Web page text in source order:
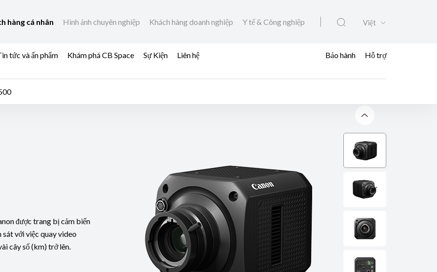
hàng cá nhân Hình ảnh chuyên nghiệp Khách hàng doanh nghiệp Y tế & Công nghiệp Việt
tức và ấn phẩm Khám phá CB Space Sự Kiện Liên hệ Bảo hành Hỗ trợ
được trang bị cảm biến
sát với việc quay video
cây số (km) trở lên.